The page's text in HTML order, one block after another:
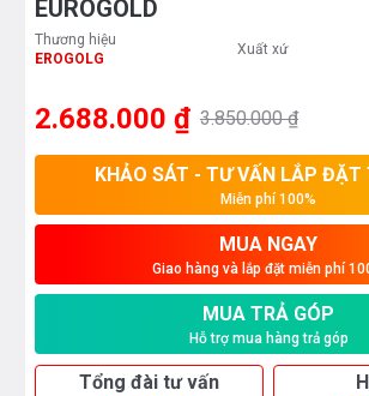
EUROGOLD
Thương hiệu
EROGOLG
Xuất xứ
2.688.000 ₫ 3.850.000 ₫
KHẢO SÁT - TƯ VẤN LẮP ĐẶT
Miễn phí 100%
MUA NGAY
Giao hàng và lắp đặt miễn phí
MUA TRẢ GÓP
Hỗ trợ mua hàng trả góp
Tổng đài tư vấn